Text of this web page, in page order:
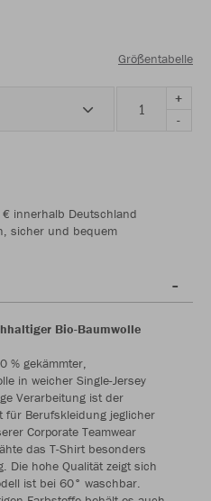
Größentabelle
+
-
innerhalb Deutschland
sicher und bequem
Bio-Baumwolle
% gekämmter,
in weicher Single-Jersey
Verarbeitung ist der
für Berufskleidung jeglicher
Corporate Teamwear
das T-Shirt besonders
Die hohe Qualität zeigt sich
ist bei 60° waschbar.